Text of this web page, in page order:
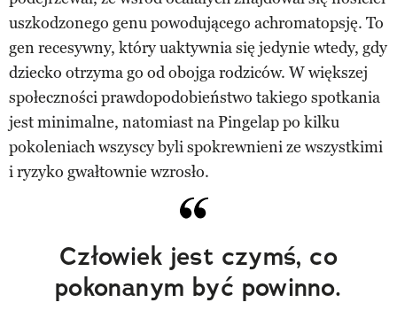
uszkodzonego genu powodującego achromatopsję. To
gen recesywny, który uaktywnia się jedynie wtedy, gdy
dziecko otrzyma go od obojga rodziców. W większej
społeczności prawdopodobieństwo takiego spotkania
jest minimalne, natomiast na Pingelap po kilku
pokoleniach wszyscy byli spokrewnieni ze wszystkimi
i ryzyko gwałtownie wzrosło.
Człowiek jest czymś, co
pokonanym być powinno.